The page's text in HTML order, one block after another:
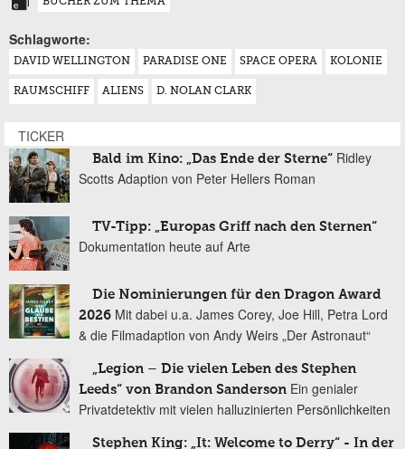
Schlagworte:
DAVID WELLINGTON PARADISE ONE SPACE OPERA KOLONIE
RAUMSCHIFF ALIENS D. NOLAN CLARK
TICKER
Bald im Kino: „Das Ende der Sterne“ Ridley
Scotts Adaption von Peter Hellers Roman
TV-Tipp: „Europas Griff nach den Sternen“
Dokumentation heute auf Arte
Die Nominierungen für den Dragon Award
2026 Mit dabei u.a. James Corey, Joe Hill, Petra Lord
& die Filmadaption von Andy Weirs „Der Astronaut“
„Legion – Die vielen Leben des Stephen
Leeds“ von Brandon Sanderson Ein genialer
Privatdetektiv mit vielen halluzinierten Persönlichkeiten
Stephen King: „It: Welcome to Derry“ - In der